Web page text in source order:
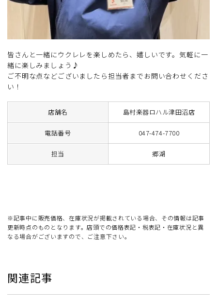
皆さんと一緒にウクレレを楽しめたら、嬉しいです。気軽に一
緒に楽しみましょう♪
ご不明な点などございましたら担当者までお問い合わせくださ
い！
店舗名 島村楽器ロハル津田沼店
電話番号 047-474-7700
担当 郷湖
※記事中に販売価格、在庫状況が掲載されている場合、その情報は記事
更新時点のものとなります。店頭での価格表記・税表記・在庫状況と異
なる場合がございますので、ご注意下さい。
関連記事